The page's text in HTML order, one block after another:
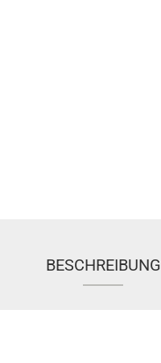
BESCHREIBUNG